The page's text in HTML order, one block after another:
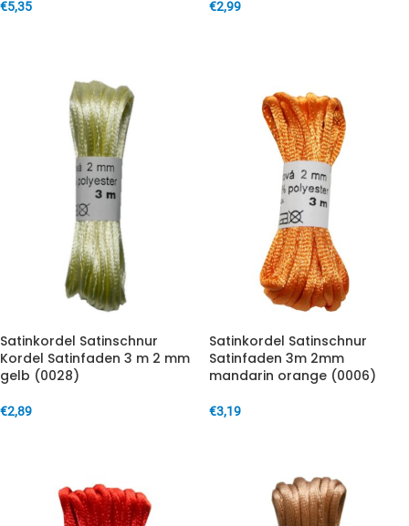
€5,35 €2,99
Satinkordel Satinschnur
Kordel Satinfaden 3 m 2 mm
gelb (0028)
€2,89
Satinkordel Satinschnur
Satinfaden 3m 2mm
mandarin orange (0006)
€3,19